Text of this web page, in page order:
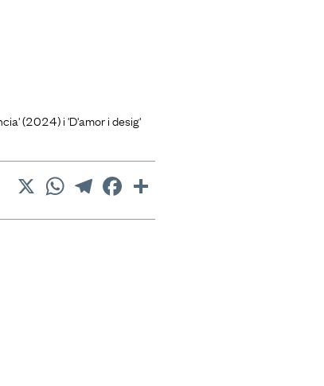
(2024) i 'D'amor i desig'
WhatsAppTelegramFacebook